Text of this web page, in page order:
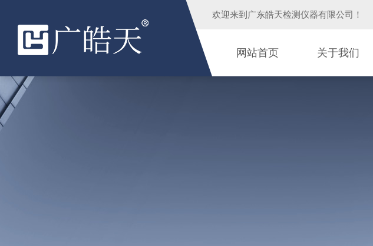
欢迎来到 广东皓天检测仪器有限公司 ！
网站首页 关于我们